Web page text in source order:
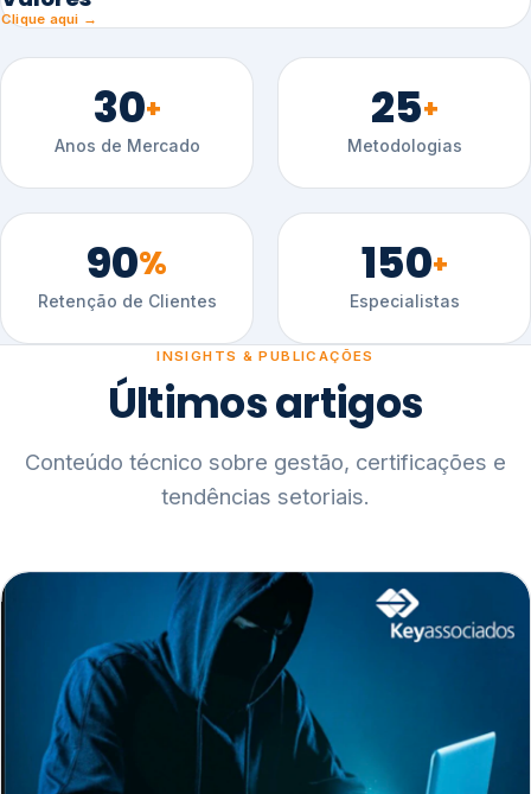
Clique aqui →
30+
Anos de Mercado
25+
Metodologias
90%
Retenção de Clientes
150+
Especialistas
INSIGHTS & PUBLICAÇÕES
Últimos artigos
Conteúdo técnico sobre gestão, certificações e
tendências setoriais.